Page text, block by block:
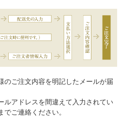
のご注文内容を明記したメールが届
ルアドレスを間違えて入力されてい
ご連絡ください。